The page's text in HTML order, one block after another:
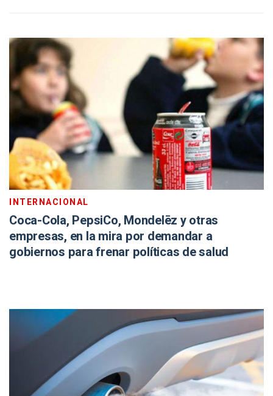
INTERNACIONAL
Coca-Cola, PepsiCo, Mondelēz y otras
empresas, en la mira por demandar a
gobiernos para frenar políticas de salud